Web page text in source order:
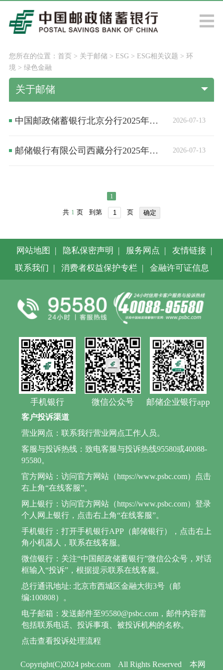
您所在的位置： 首页> 关于邮储 > ESG> ESG相关议题 > 环
境 > 绿色金融
关于邮储
2026-07-13
中国邮政储蓄银行北京分行2025年度可持续信息披露报告
2026-07-13
邮储银行有限公司西藏分行2025年度可持续信息披露报告
1
共 1 页 到第 页 确定
网站地图 | 隐私保密声明 | 服务网点 | 友情链接 |
联系我们 | 消费者权益保护专栏 | 金融许可证信息
手机银行 微信公众号 邮储企业银行app
Copyright(C)2024 psbc.com All Rights Reserved 本网
客户投诉渠道
营业网点：联系我行营业网点工作人员。
客服与投诉热线：致电客服与投诉热线95580或40088-
95580。
官方网站：访问官方网站（https://www.psbc.com）点击
右上角“在线客服”。
网上银行：访问官方网站（https://www.psbc.com）登录
个人网上银行，点击右上角“在线客服”。
手机银行：打开手机银行APP（邮储银行），点击右上
角小机器人，联系在线客服。
微信银行：关注“中国邮政储蓄银行”微信公众号，对话
框输入“投诉”，根据提示联系在线客服。
总行通讯地址: 北京市西城区金融大街3号（邮
编:100808）。
电子邮箱：发送邮件至95580@psbc.com，邮件内容需
包括联系电话、投诉事项、被投诉机构的名称。
点击查看投诉处理流程